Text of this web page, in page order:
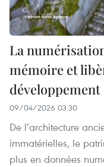
La
mémoire et
développement
09/04/2026 03:30
De l’architecture
immatérielles, le
plus en données